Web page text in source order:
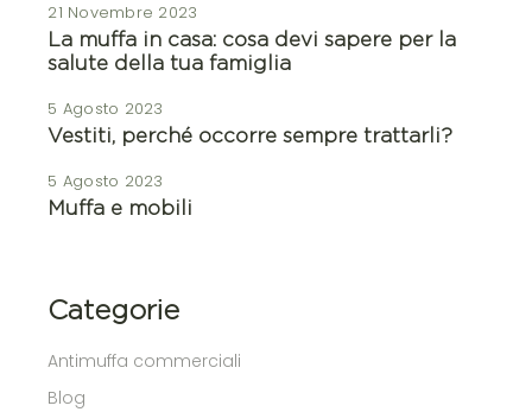
21 Novembre 2023
La muffa in casa: cosa devi sapere per la
salute della tua famiglia
5 Agosto 2023
Vestiti, perché occorre sempre trattarli?
5 Agosto 2023
Muffa e mobili
Categorie
Antimuffa commerciali
Blog